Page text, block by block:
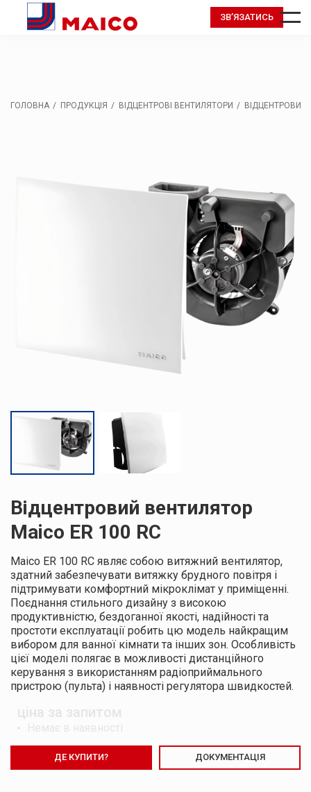
ЗВ’ЯЗАТИСЬ
ГОЛОВНА ПРОДУКЦІЯ ВІДЦЕНТРОВІ ВЕНТИЛЯТОРИ ВІДЦЕНТРОВИЙ
Відцентровий вентилятор
Maico ER 100 RC
Maico ER 100 RC являє собою витяжний вентилятор,
здатний забезпечувати витяжку брудного повітря і
підтримувати комфортний мікроклімат у приміщенні.
Поєднання стильного дизайну з високою
продуктивністю, бездоганної якості, надійності та
простоти експлуатації робить цю модель найкращим
вибором для ванної кімнати та інших зон. Особливість
цієї моделі полягає в можливості дистанційного
керування з використанням радіоприймального
пристрою (пульта) і наявності регулятора швидкостей.
ціна за запитом
Немає в наявності
ДЕ КУПИТИ? ДОКУМЕНТАЦІЯ